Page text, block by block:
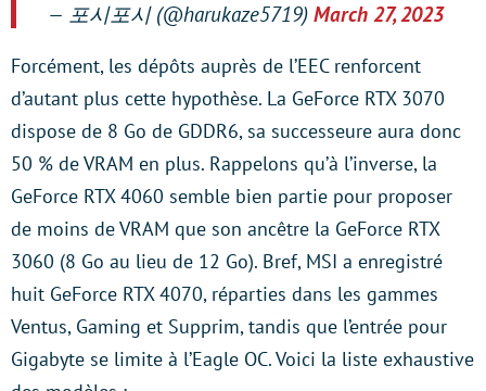
— 포시포시 (@harukaze5719) March 27, 2023
Forcément, les dépôts auprès de l’EEC renforcent
d’autant plus cette hypothèse. La GeForce RTX 3070
dispose de 8 Go de GDDR6, sa successeure aura donc
50 % de VRAM en plus. Rappelons qu’à l’inverse, la
GeForce RTX 4060 semble bien partie pour proposer
de moins de VRAM que son ancêtre la GeForce RTX
3060 (8 Go au lieu de 12 Go). Bref, MSI a enregistré
huit GeForce RTX 4070, réparties dans les gammes
Ventus, Gaming et Supprim, tandis que l’entrée pour
Gigabyte se limite à l’Eagle OC. Voici la liste exhaustive